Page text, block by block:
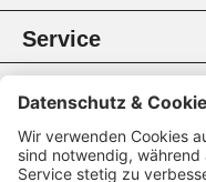
Service
Information
Rechtliches